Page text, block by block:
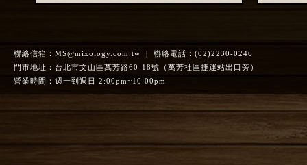
聯絡信箱： MS@mixology.com.tw | 聯絡電話：(02)2230-0246
門市地址：台北市文山區萬芳路60-18號（萬芳社區捷運站出口旁）
營業時間：週一到週日 2:00pm~10:00pm